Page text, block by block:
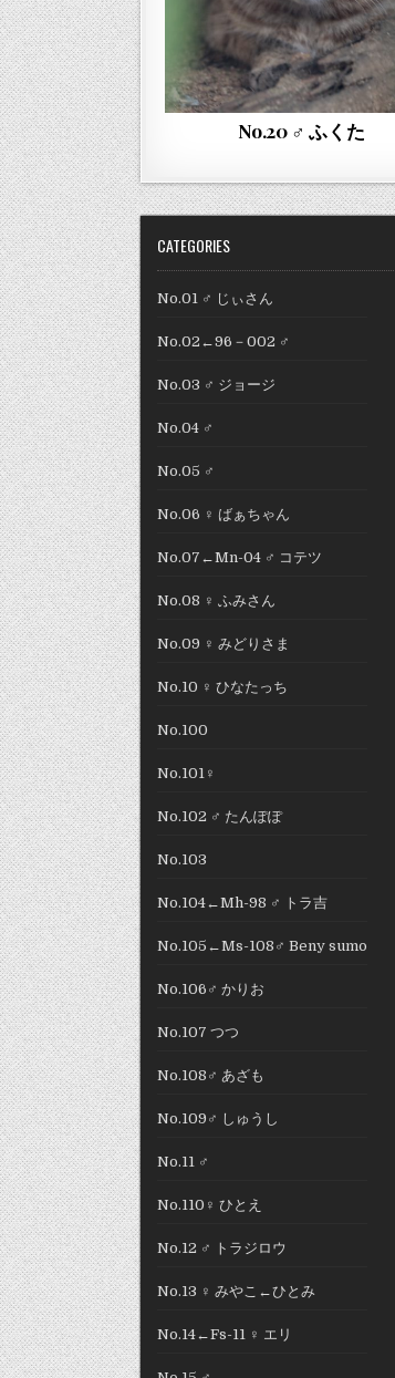
No.20 ♂ ふくた
CATEGORIES
No.01 ♂ じぃさん
No.02←96－002 ♂
No.03 ♂ ジョージ
No.04 ♂
No.05 ♂
No.06 ♀ ばぁちゃん
No.07←Mn-04 ♂ コテツ
No.08 ♀ ふみさん
No.09 ♀ みどりさま
No.10 ♀ ひなたっち
No.100
No.101♀
No.102 ♂ たんぽぽ
No.103
No.104←Mh-98 ♂ トラ吉
No.105←Ms-108♂ Beny sumo
No.106♂ かりお
No.107 つつ
No.108♂ あざも
No.109♂ しゅうし
No.11 ♂
No.110♀ ひとえ
No.12 ♂ トラジロウ
No.13 ♀ みやこ←ひとみ
No.14←Fs-11 ♀ エリ